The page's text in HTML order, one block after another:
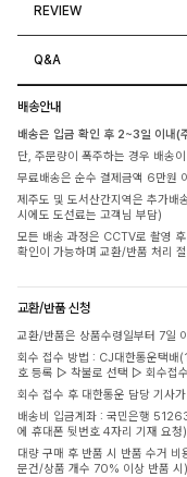
REVIEW
Q&A
배송안내
배송은 입금 확인 후 2~3일 이내(
단, 주문량이 폭주하는 경우 배송
무료배송은 순수 결제금액 6만원
제주도 및 도서산간지역은 추가
시에도 도선료는 고객님 부담)
모든 배송 과정은 CCTV로 촬영
확인이 가능하며 교환/반품 처리
교환/반품 신청
교환/반품은 상품수령일부터 7일
회수 접수 방법 : CJ대한통운택
호 등록 ▷ 착불로 선택 ▷ 회수접
회수 접수 후 대한통운 담당 기사
배송비 입금계좌 : 국민은행
에 휴대폰 뒷번호 4자리 기재 요청)
대량 구매 후 반품 시 반품 수거
문건/상품 개수 70% 이상 반품 시)